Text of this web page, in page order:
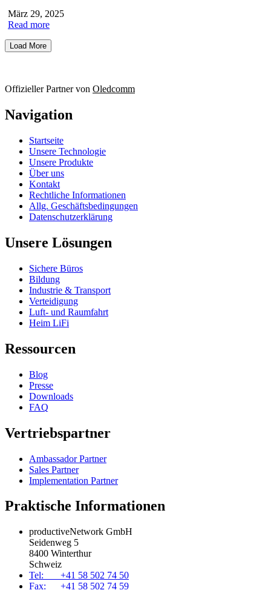
März 29, 2025
Read more
Load More
Offizieller Partner von Oledcomm
Navigation
Startseite
Unsere Technologie
Unsere Produkte
Über uns
Kontakt
Rechtliche Informationen
Allg. Geschäftsbedingungen
Datenschutzerklärung
Unsere Lösungen
Sichere Büros
Bildung
Industrie & Transport
Verteidigung
Luft- und Raumfahrt
Heim LiFi
Ressourcen
Blog
Presse
Downloads
FAQ
Vertriebspartner
Ambassador Partner
Sales Partner
Implementation Partner
Praktische Informationen
productiveNetwork GmbH
Seidenweg 5
8400 Winterthur
Schweiz
Tel: +41 58 502 74 50
Fax: +41 58 502 74 59